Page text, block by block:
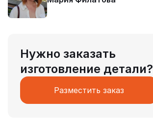
Нужно заказать
изготовление детали?
Разместить заказ